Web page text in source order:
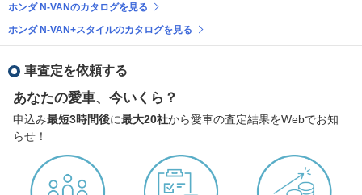
ホンダ N-VANのカタログを見る
ホンダ N-VAN+スタイルのカタログを見る
車査定を依頼する
あなたの愛車、今いくら？
申込み最短3時間後に最大20社から愛車の査定結果をWebでお知
らせ！